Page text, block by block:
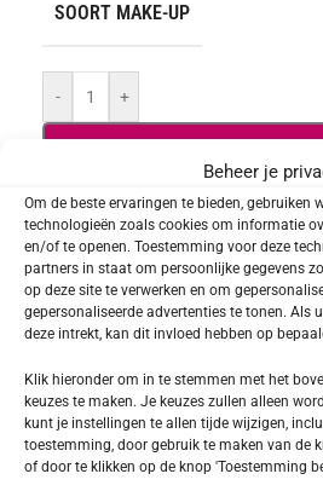
Beheer je
Om de beste ervaringen te bieden, gebruiken
technologieën zoals cookies om informatie
en/of te openen. Toestemming voor deze
partners in staat om persoonlijke gegevens
op deze site te verwerken en om
gepersonaliseerde advertenties te tonen. Als
deze intrekt, kan dit invloed hebben op
Klik hieronder om in te stemmen met het
keuzes te maken. Je keuzes zullen alleen
kunt je instellingen te allen tijde wijzigen,
toestemming, door gebruik te maken van de
of door te klikken op de knop 'Toestemming
SOORT MAKE-UP
- +
Toevoegen aan verlanglijst
SKU: 645802
Categorieën: Collagen Deluxe
up
Delen:
Beschrijving